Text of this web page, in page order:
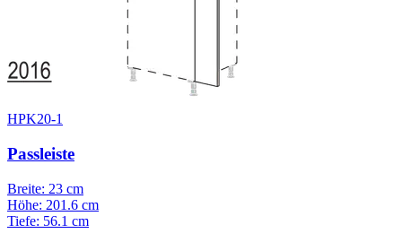
HPK20-1
Passleiste
Breite: 23 cm
Höhe: 201.6 cm
Tiefe: 56.1 cm